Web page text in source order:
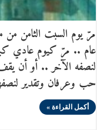
عام .. مرّ كيوم عادي
لنصفه الآخر .. أو أن
حب وعرفان وتقدير
أكمل القراءة »